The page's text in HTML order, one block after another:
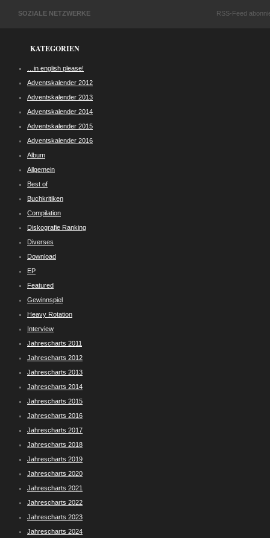
SOZIALE NETZWERKE RSS-Feed
KATEGORIEN
…in english please!
Adventskalender 2012
Adventskalender 2013
Adventskalender 2014
Adventskalender 2015
Adventskalender 2016
Album
Allgemein
Best of
Buchkritiken
Compilation
Diskografie Ranking
Diverses
Download
EP
Featured
Gewinnspiel
Heavy Rotation
Interview
Jahrescharts 2011
Jahrescharts 2012
Jahrescharts 2013
Jahrescharts 2014
Jahrescharts 2015
Jahrescharts 2016
Jahrescharts 2017
Jahrescharts 2018
Jahrescharts 2019
Jahrescharts 2020
Jahrescharts 2021
Jahrescharts 2022
Jahrescharts 2023
Jahrescharts 2024